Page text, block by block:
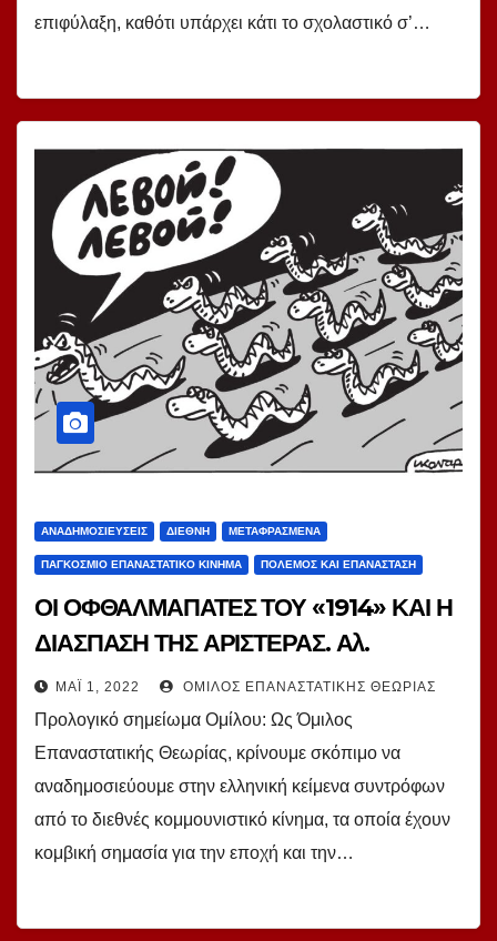
επιφύλαξη, καθότι υπάρχει κάτι το σχολαστικό σ’…
ΑΝΑΔΗΜΟΣΙΕΎΣΕΙΣ ΔΙΕΘΝΉ ΜΕΤΑΦΡΑΣΜΈΝΑ
ΠΑΓΚΌΣΜΙΟ ΕΠΑΝΑΣΤΑΤΙΚΌ ΚΊΝΗΜΑ ΠΌΛΕΜΟΣ ΚΑΙ ΕΠΑΝΆΣΤΑΣΗ
ΟΙ ΟΦΘΑΛΜΑΠΑΤΕΣ ΤΟΥ «1914» ΚΑΙ Η
ΔΙΑΣΠΑΣΗ ΤΗΣ ΑΡΙΣΤΕΡΑΣ. Αλ.
Στεπάνοφ, ΚΕΚΡ- Καρέλια
ΜΆΙ 1, 2022 ΌΜΙΛΟΣ ΕΠΑΝΑΣΤΑΤΙΚΉΣ ΘΕΩΡΊΑΣ
Προλογικό σημείωμα Ομίλου: Ως Όμιλος
Επαναστατικής Θεωρίας, κρίνουμε σκόπιμο να
αναδημοσιεύουμε στην ελληνική κείμενα συντρόφων
από το διεθνές κομμουνιστικό κίνημα, τα οποία έχουν
κομβική σημασία για την εποχή και την…